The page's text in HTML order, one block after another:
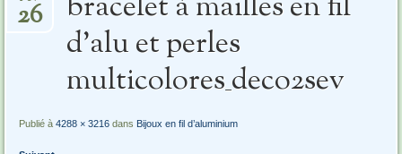
au
d’alu et perles
multicolores_deco2sev
26
Publié à4288 × 3216 dans Bijoux en fil d’aluminium